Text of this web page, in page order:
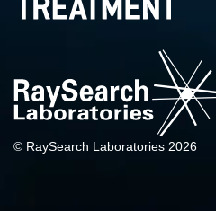
© RaySearch Laboratories 2026